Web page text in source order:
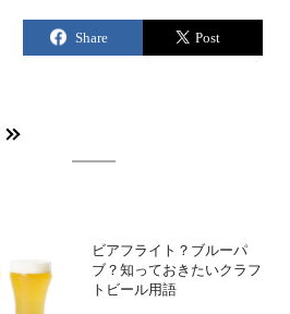
ビアフライト？ブルーパ
ブ？知っておきたいクラフ
トビール用語